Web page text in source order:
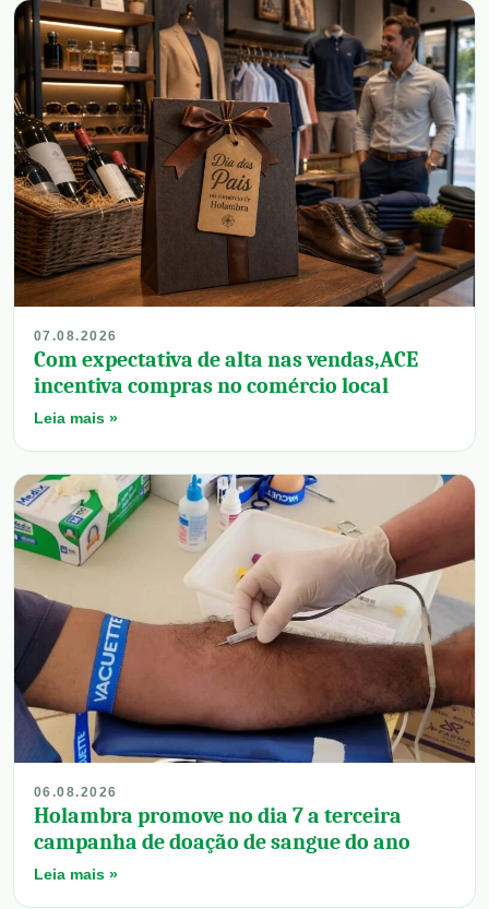
07.08.2026
Com expectativa de alta nas vendas,ACE
incentiva compras no comércio local
Leia mais »
06.08.2026
Holambra promove no dia 7 a terceira
campanha de doação de sangue do ano
Leia mais »